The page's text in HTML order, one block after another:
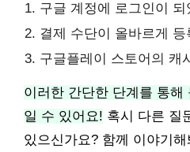
구글 계정에 로그인이 되
결제 수단이 올바르게
구글플레이 스토어의 캐
이러한 간단한 단계를 통해
일 수 있어요! 혹시 다른 질
있으신가요? 함께 이야기해